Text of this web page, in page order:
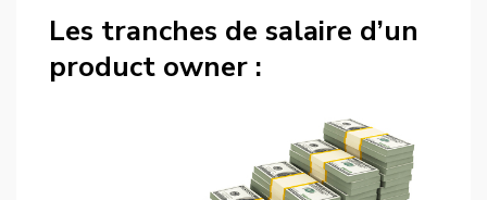
Les tranches de salaire d’un
product owner :